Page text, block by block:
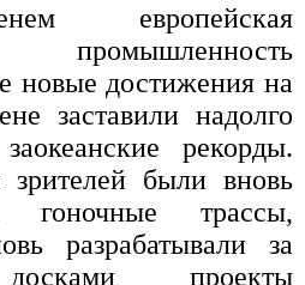
европейская
промышленность
новые достижения на
заставили надолго
рекорды.
были вновь
гоночные трассы,
разрабатывали за
проекты